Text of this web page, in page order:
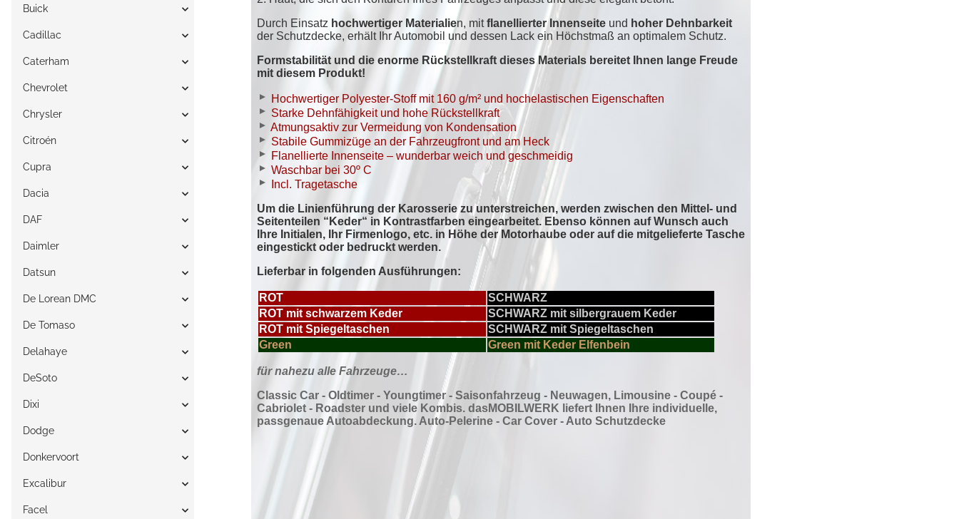
Buick
Cadillac
Caterham
Chevrolet
Chrysler
Citroén
Cupra
Dacia
DAF
Daimler
Datsun
De Lorean DMC
De Tomaso
Delahaye
DeSoto
Dixi
Dodge
Donkervoort
Excalibur
Facel